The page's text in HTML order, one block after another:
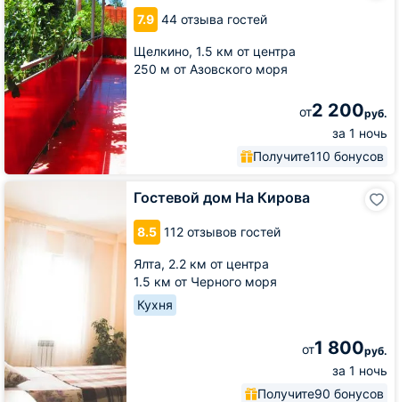
7.9 44 отзыва гостей
Щелкино, 1.5 км от центра
250 м от Азовского моря
от2 200руб.
за 1 ночь
Получите110 бонусов
Дачи
Гостевой дом На Кирова
8.5 112 отзывов гостей
Ялта, 2.2 км от центра
1.5 км от Черного моря
Кухня
от1 800руб.
за 1 ночь
Получите90 бонусов
Гостевой
дом
На